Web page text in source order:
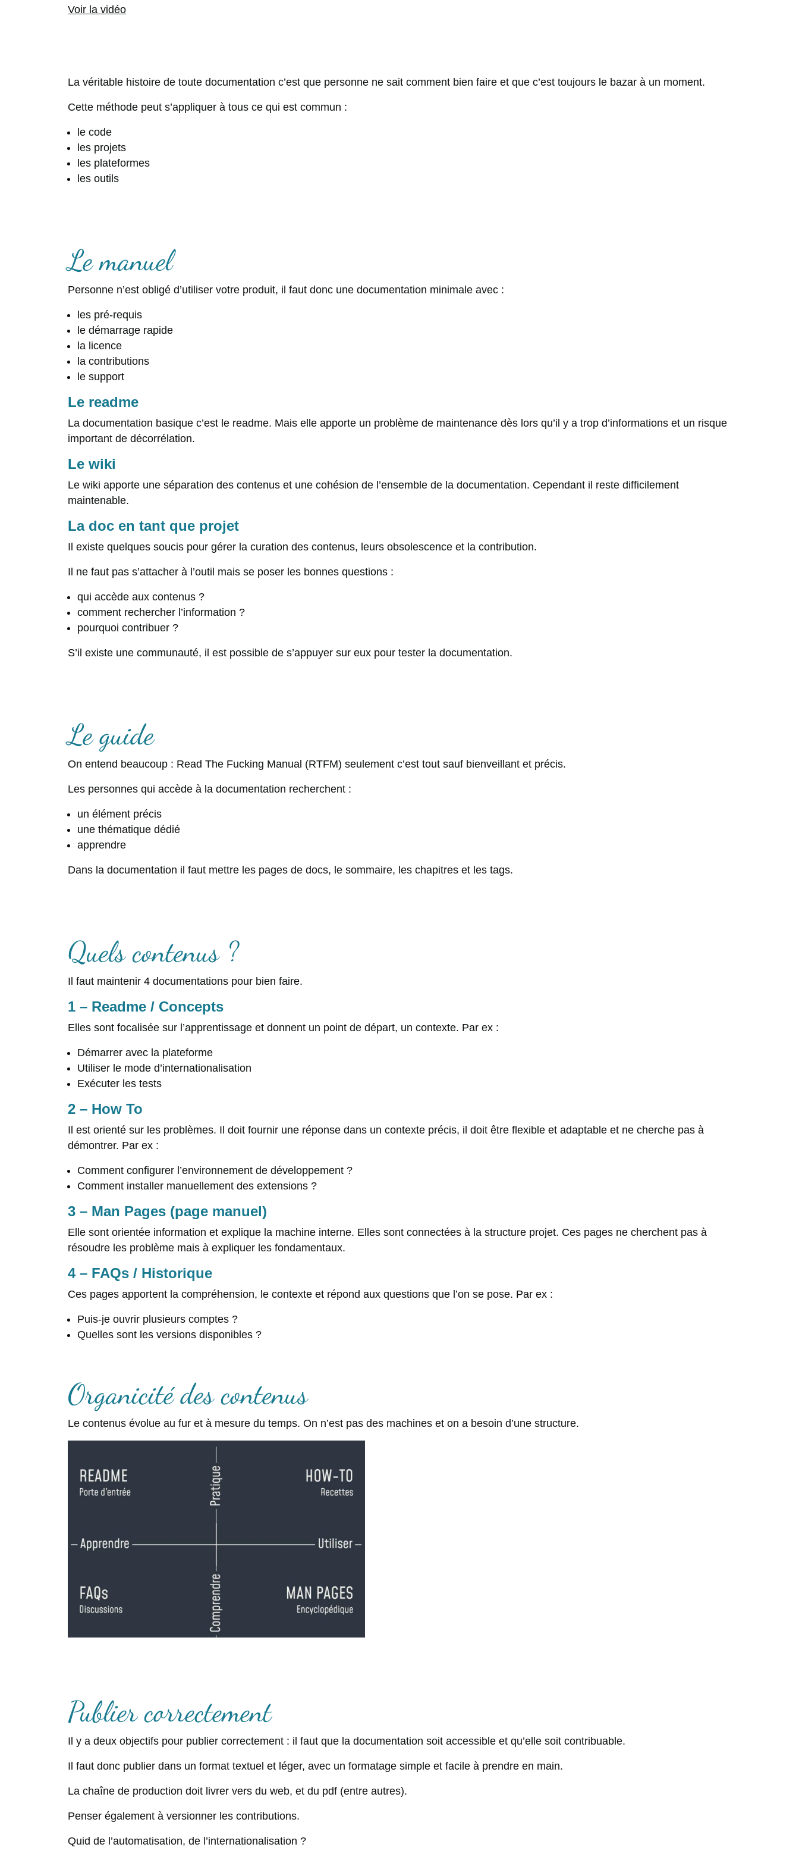
Voir la vidéo
La véritable histoire de toute documentation c’est que personne ne sait comment bien faire et que c’est toujours le bazar à un moment.
Cette méthode peut s’appliquer à tous ce qui est commun :
le code
les projets
les plateformes
les outils
Le manuel
Personne n’est obligé d’utiliser votre produit, il faut donc une documentation minimale avec :
les pré-requis
le démarrage rapide
la licence
la contributions
le support
Le readme
La documentation basique c’est le readme. Mais elle apporte un problème de maintenance dès lors qu’il y a trop d’informations et un risque
important de décorrélation.
Le wiki
Le wiki apporte une séparation des contenus et une cohésion de l’ensemble de la documentation. Cependant il reste difficilement
maintenable.
La doc en tant que projet
Il existe quelques soucis pour gérer la curation des contenus, leurs obsolescence et la contribution.
Il ne faut pas s’attacher à l’outil mais se poser les bonnes questions :
qui accède aux contenus ?
comment rechercher l’information ?
pourquoi contribuer ?
S’il existe une communauté, il est possible de s’appuyer sur eux pour tester la documentation.
Le guide
On entend beaucoup : Read The Fucking Manual (RTFM) seulement c’est tout sauf bienveillant et précis.
Les personnes qui accède à la documentation recherchent :
un élément précis
une thématique dédié
apprendre
Dans la documentation il faut mettre les pages de docs, le sommaire, les chapitres et les tags.
Quels contenus ?
Il faut maintenir 4 documentations pour bien faire.
1 – Readme / Concepts
Elles sont focalisée sur l’apprentissage et donnent un point de départ, un contexte. Par ex :
Démarrer avec la plateforme
Utiliser le mode d’internationalisation
Exécuter les tests
2 – How To
Il est orienté sur les problèmes. Il doit fournir une réponse dans un contexte précis, il doit être flexible et adaptable et ne cherche pas à
démontrer. Par ex :
Comment configurer l’environnement de développement ?
Comment installer manuellement des extensions ?
3 – Man Pages (page manuel)
Elle sont orientée information et explique la machine interne. Elles sont connectées à la structure projet. Ces pages ne cherchent pas à
résoudre les problème mais à expliquer les fondamentaux.
4 – FAQs / Historique
Ces pages apportent la compréhension, le contexte et répond aux questions que l’on se pose. Par ex :
Puis-je ouvrir plusieurs comptes ?
Quelles sont les versions disponibles ?
Organicité des contenus
Le contenus évolue au fur et à mesure du temps. On n’est pas des machines et on a besoin d’une structure.
Publier correctement
Il y a deux objectifs pour publier correctement : il faut que la documentation soit accessible et qu’elle soit contribuable.
Il faut donc publier dans un format textuel et léger, avec un formatage simple et facile à prendre en main.
La chaîne de production doit livrer vers du web, et du pdf (entre autres).
Penser également à versionner les contributions.
Quid de l’automatisation, de l’internationalisation ?